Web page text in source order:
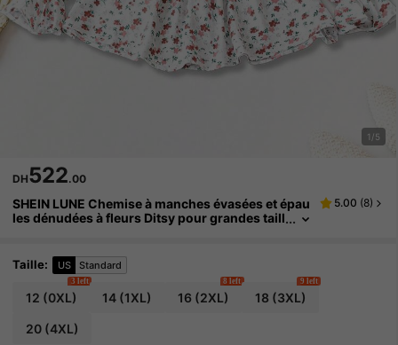
1/5
DH522.00
SHEIN LUNE Chemise à manches évasées et épau
les dénudées à fleurs Ditsy pour grandes taill
5.00 (8)
Taille: US Standard
12 (0XL)
3 left
14 (1XL) 16 (2XL)
8 left
18 (3XL)
9 left
20(4XL)